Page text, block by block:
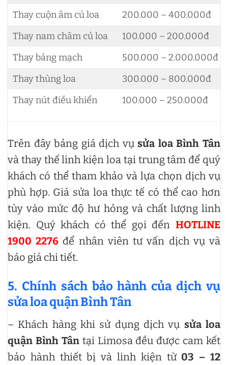
Thay cuộn âm củ loa
200.000 – 400.000đ
Thay nam châm củ loa
100.000 – 200.000đ
Thay bảng mạch
500.000 – 2.000.000đ
Thay thùng loa
300.000 – 800.000đ
Thay nút điều khiển
100.000 – 250.000đ
Trên đây bảng giá dịch vụsửa loa Bình Tân
và thay thế linh kiện loa tại trung tâm để quý
khách có thể tham khảo và lựa chọn dịch vụ
phù hợp. Giá sửa loa thực tế có thể cao hơn
tùy vào mức độ hư hỏng và chất lượng linh
kiện. Quý khách có thể gọi đến HOTLINE
1900 2276 để nhân viên tư vấn dịch vụ và
báo giá chi tiết.
5. Chính sách bảo hành của dịch vụ
sửa loa quận Bình Tân
– Khách hàng khi sử dụng dịch vụ sửa loa
quận Bình Tântại Limosa đều được cam kết
bảo hành thiết bị và linh kiện từ 03 – 12